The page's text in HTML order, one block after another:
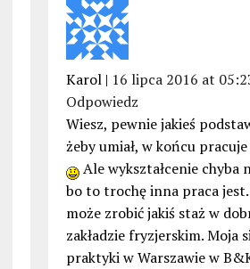
Karol | 16 lipca 2016 at
Odpowiedz
Wiesz, pewnie jakieś
żeby umiał, w końcu pracuje
Ale wykształcenie chyba
bo to trochę inna praca jest.
może zrobić jakiś staż w
zakładzie fryzjerskim. Moja
praktyki w Warszawie w